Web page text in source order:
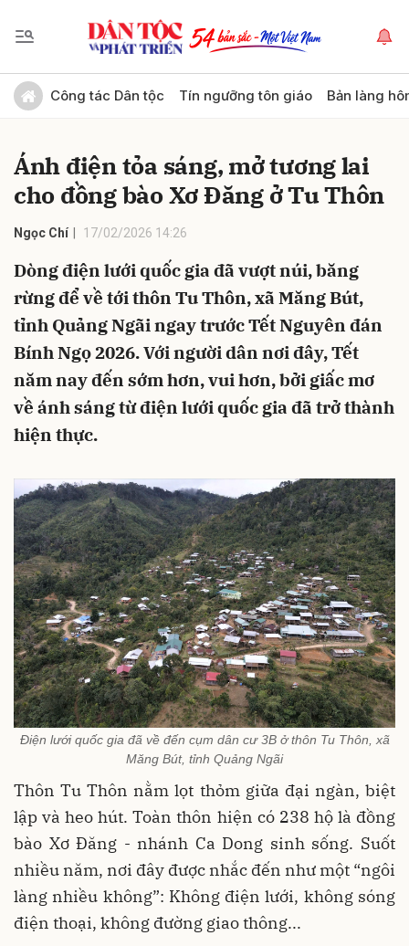
Công tác Dân tộc Tín ngưỡng tôn giáo Bản làng
Ánh điện tỏa sáng, mở tương lai
cho đồng bào Xơ Đăng ở Tu Thôn
Ngọc Chí 17/02/2026 14:26
Dòng điện lưới quốc gia đã vượt núi, băng
rừng để về tới thôn Tu Thôn, xã Măng Bút,
tỉnh Quảng Ngãi ngay trước Tết Nguyên đán
Bính Ngọ 2026. Với người dân nơi đây, Tết
năm nay đến sớm hơn, vui hơn, bởi giấc mơ
về ánh sáng từ điện lưới quốc gia đã trở thành
hiện thực.
Điện lưới quốc gia đã về đến cụm dân cư 3B ở thôn Tu Thôn, xã
Măng Bút, tỉnh Quảng Ngãi
Thôn Tu Thôn nằm lọt thỏm giữa đại ngàn, biệt
lập và heo hút. Toàn thôn hiện có 238 hộ là đồng
bào Xơ Đăng - nhánh Ca Dong sinh sống. Suốt
nhiều năm, nơi đây được nhắc đến như một “ngôi
làng nhiều không”: Không điện lưới, không sóng
điện thoại, không đường giao thông...
Gửi bình luận
Hủy Gửi